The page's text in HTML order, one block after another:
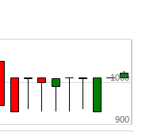
900
1000